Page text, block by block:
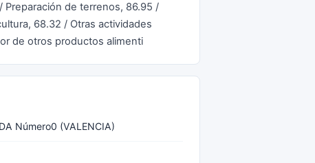
Preparación de terrenos, 86.95 /
68.32 / Otras actividades
de otros productos alimenti
Número0 (VALENCIA)